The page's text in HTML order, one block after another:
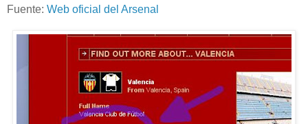
Fuente: Web oficial del Arsenal